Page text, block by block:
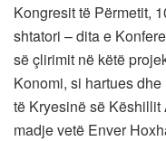
Kongresit të Përmetit,
shtatori – dita e
së çlirimit në këtë
Konomi, si hartues
të Kryesinë së
madje vetë Enver